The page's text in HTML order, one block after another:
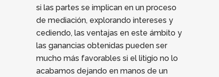
si las partes se implican en un proceso
de mediación, explorando intereses y
cediendo, las ventajas en este ámbito y
las ganancias obtenidas pueden ser
mucho más favorables si el litigio no lo
acabamos dejando en manos de un